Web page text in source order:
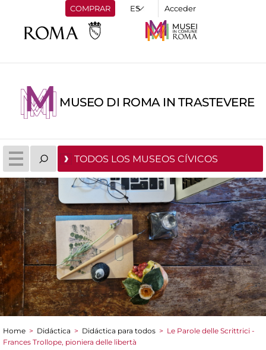
COMPRAR Acceder
MUSEO DI ROMA IN TRASTEVERE
TODOS LOS MUSEOS CÍVICOS
You are here
Home > Didáctica > Didáctica para todos > Le Parole delle Scrittrici -
Frances Trollope, pioniera delle libertà